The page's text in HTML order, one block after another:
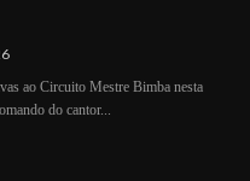
ao Circuito Mestre Bimba nesta
do cantor...